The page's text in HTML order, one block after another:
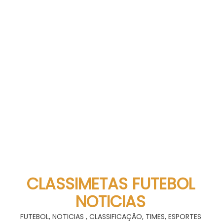
CLASSIMETAS FUTEBOL
NOTICIAS
FUTEBOL, NOTICIAS , CLASSIFICAÇÃO, TIMES, ESPORTES